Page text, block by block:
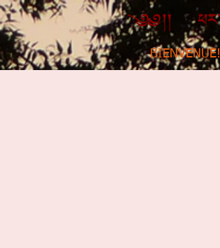
BIENVENUE!